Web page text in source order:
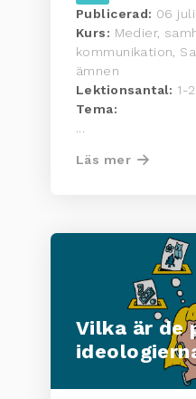
Publicerad: 06
Kurs: Medier,
kommunikation,
ämnen
Lektionsantal: 1-
Tema:
Läs mer
Vilka är de